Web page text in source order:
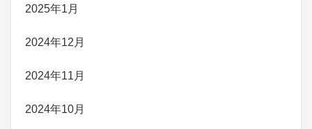
2025年1月
2024年12月
2024年11月
2024年10月